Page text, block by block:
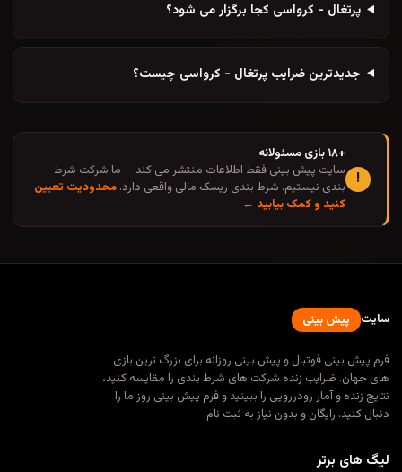
پرتغال - کرواسی کجا برگزار می شود؟
جدیدترین ضرایب پرتغال - کرواسی چیست؟
!
+۱۸ بازی مسئولانه
سایت پیش بینی فقط اطلاعات منتشر می کند — ما شرکت شرط
بندی نیستیم. شرط بندی ریسک مالی واقعی دارد. محدودیت تعیین
کنید و کمک بیابید ←
سایت پیش بینی
فرم پیش بینی فوتبال و پیش بینی روزانه برای بزرگ ترین بازی
های جهان. ضرایب زنده شرکت های شرط بندی را مقایسه کنید،
نتایج زنده و آمار رودررویی را ببینید و فرم پیش بینی روز ما را
دنبال کنید. رایگان و بدون نیاز به ثبت نام.
لیگ های برتر